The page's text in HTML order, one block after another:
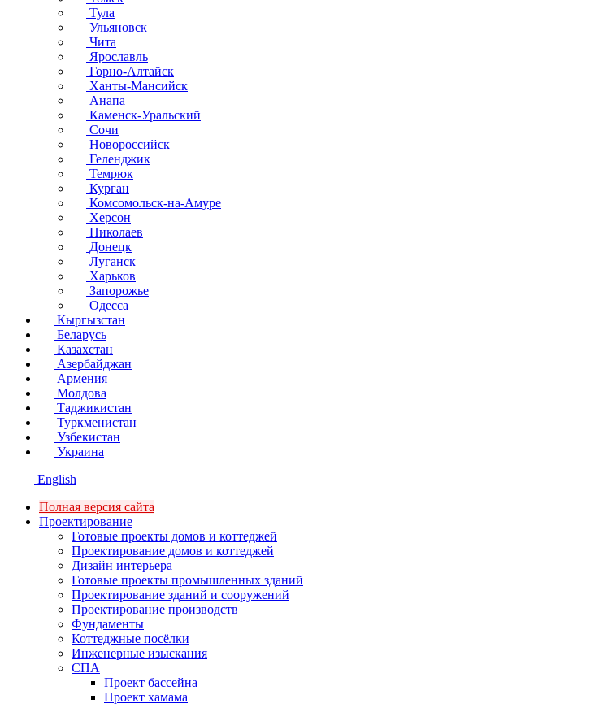
Тула
Ульяновск
Чита
Ярославль
Горно-Алтайск
Ханты-Мансийск
Анапа
Каменск-Уральский
Сочи
Новороссийск
Геленджик
Темрюк
Курган
Комсомольск-на-Амуре
Херсон
Николаев
Донецк
Луганск
Харьков
Запорожье
Одесса
Кыргызстан
Беларусь
Казахстан
Азербайджан
Армения
Молдова
Таджикистан
Туркменистан
Узбекистан
Украина
English
Полная версия сайта
Проектирование
Готовые проекты домов и коттеджей
Проектирование домов и коттеджей
Дизайн интерьера
Готовые проекты промышленных зданий
Проектирование зданий и сооружений
Проектирование производств
Фундаменты
Коттеджные посёлки
Инженерные изыскания
СПА
Проект бассейна
Проект хамама